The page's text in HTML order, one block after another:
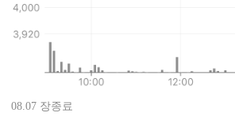
08.07 장종료